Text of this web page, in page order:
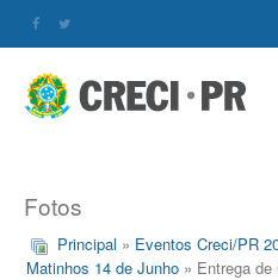
Fotos
Principal » Eventos Creci/PR
Matinhos 14 de Junho » Entrega de